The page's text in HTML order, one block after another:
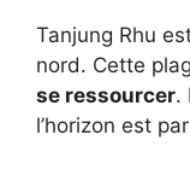
Tanjung Rhu
nord. Cette
se ressourcer.
l’horizon est